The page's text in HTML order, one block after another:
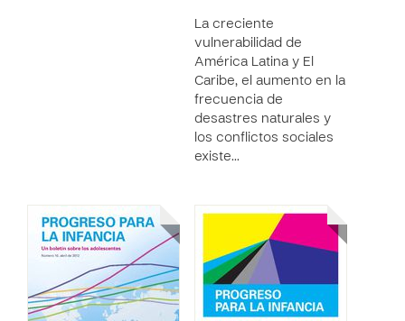
La creciente
vulnerabilidad de
América Latina y El
Caribe, el aumento en la
frecuencia de
desastres naturales y
los conflictos sociales
existe…